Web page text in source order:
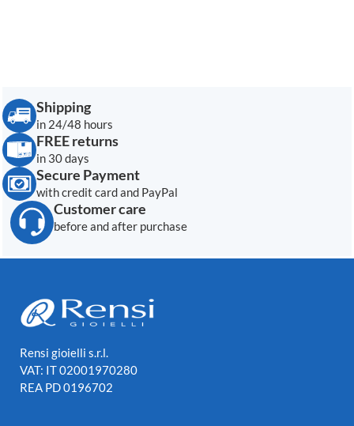
Shipping
in 24/48 hours
FREE returns
in 30 days
Secure Payment
with credit card and PayPal
Customer care
before and after purchase
Rensi gioielli s.r.l.
VAT: IT 02001970280
REA PD 0196702